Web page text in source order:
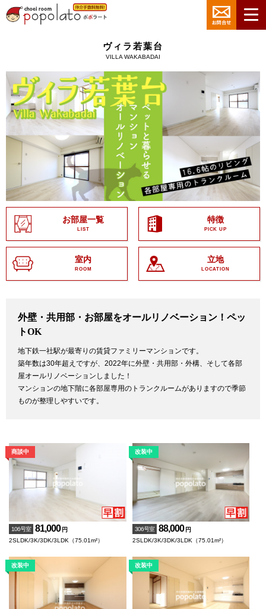
ヴィラ若葉台
VILLA WAKABADAI
お部屋一覧
LIST
特徴
PICK UP
室内
ROOM
立地
LOCATION
外壁・共用部・お部屋をオールリノベーション！ペッ
トOK
地下鉄一社駅が最寄りの賃貸ファミリーマンションです。
築年数は30年超えですが、2022年に外壁・共用部・外構、そして各部
屋オールリノベーションしました！
マンションの地下階に各部屋専用のトランクルームがありますので季節
ものが整理しやすいです。
106号室 81,000 円
2SLDK/3K/3DK/3LDK（75.01m²）
306号室 88,000 円
2SLDK/3K/3DK/3LDK（75.01m²）